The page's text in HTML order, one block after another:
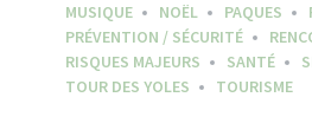
MUSIQUE
NOËL PAQUES
PRÉVENTION / SÉCURITÉ
RISQUES MAJEURS
SANTÉ
TOUR DES YOLES
TOURISME